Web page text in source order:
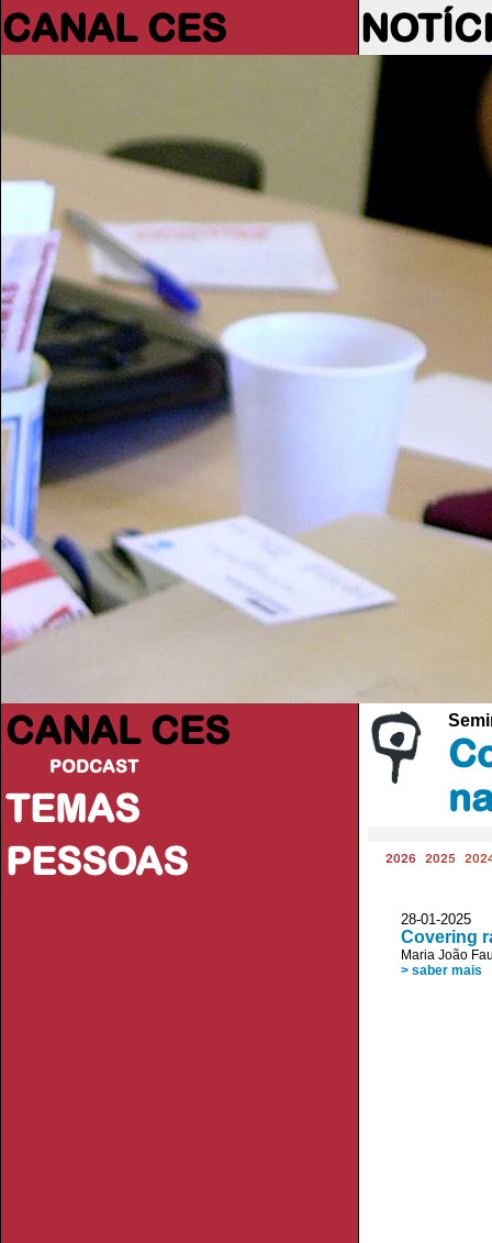
CANAL CES
CANAL CES
PODCAST
TEMAS
PESSOAS
2026 2025
28-01-
Covering
Maria João
> saber mais